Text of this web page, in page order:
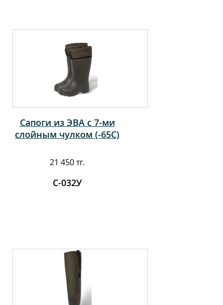
Сапоги из ЭВА с 7-ми
слойным чулком (-65С)
21 450 тг.
С-032У